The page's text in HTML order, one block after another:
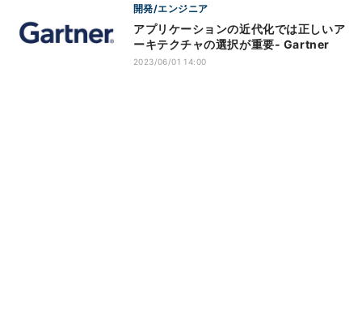
開発/エンジニア
アプリケーションの近代化では正しいア
ーキテクチャの選択が重要- Gartner
2023/06/01 14:00